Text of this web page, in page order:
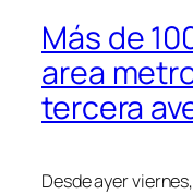
Más de
area
tercera
Desde ayer